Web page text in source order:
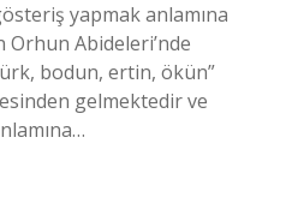
yapmak anlamına
Orhun Abideleri’nde
bodun, ertin, ökün”
gelmektedir ve